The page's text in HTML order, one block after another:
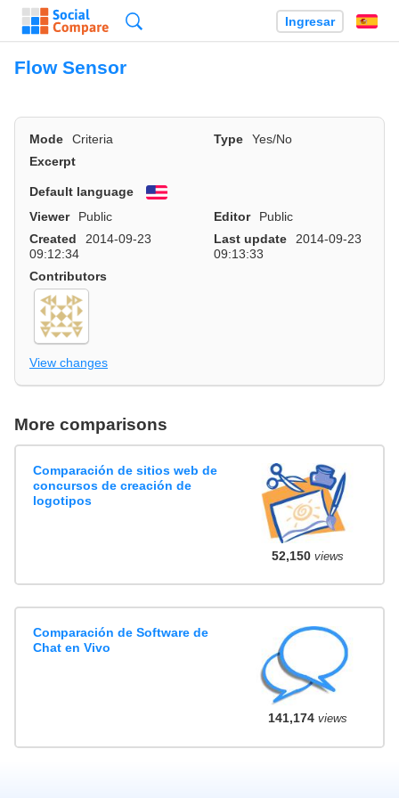
Ingresar
Flow Sensor
Mode Criteria Type
Yes/No
Excerpt
Default language
English
Viewer
Public Editor
Public
Created
2014-09-23
09:12:34
Last update
2014-09-23
09:13:33
Contributors
View changes
More comparisons
Comparación de sitios web de
concursos de creación de
logotipos
52,150views
Comparación de Software de
Chat en Vivo
141,174views